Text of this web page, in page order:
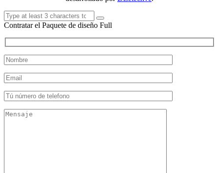
Contratar el Paquete de diseño Full